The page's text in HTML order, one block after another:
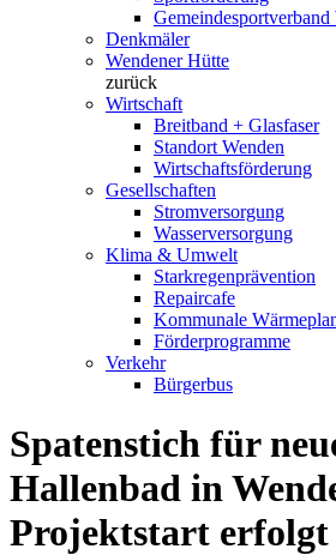
Gemeindesportverband
Denkmäler
Wendener Hütte
zurück
Wirtschaft
Breitband + Glasfaser
Standort Wenden
Wirtschaftsförderung
Gesellschaften
Stromversorgung
Wasserversorgung
Klima & Umwelt
Starkregenprävention
Repaircafe
Kommunale
Förderprogramme
Verkehr
Bürgerbus
Spatenstich für
Hallenbad in
Projektstart erfolgt